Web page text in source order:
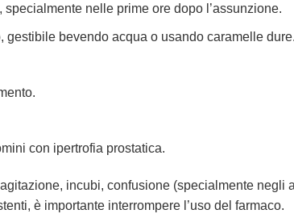
nelle prime ore dopo l’assunzione.
gestibile bevendo acqua o usando caramelle dure.
con ipertrofia prostatica.
incubi, confusione (specialmente negli
è importante interrompere l’uso del farmaco.